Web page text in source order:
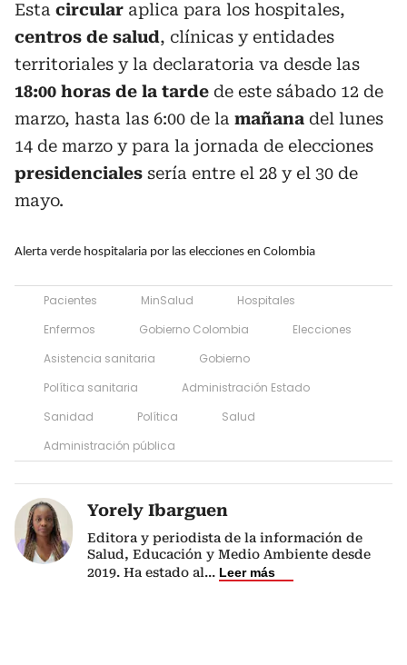
Esta circular aplica para los hospitales,
centros de salud, clínicas y entidades
territoriales y la declaratoria va desde las
18:00 horas de la tarde de este sábado 12 de
marzo, hasta las 6:00 de la mañana del lunes
14 de marzo y para la jornada de elecciones
presidenciales sería entre el 28 y el 30 de
mayo.
Alerta verde hospitalaria por las elecciones en Colombia
Pacientes MinSalud
Hospitales
Enfermos
Gobierno Colombia
Elecciones
Asistencia sanitaria
Gobierno
Política sanitaria
Administración Estado
Sanidad
Política
Salud
Administración pública
Yorely Ibarguen
Editora y periodista de la información de
Salud, Educación y Medio Ambiente desde
2019. Ha estado al... Leer más